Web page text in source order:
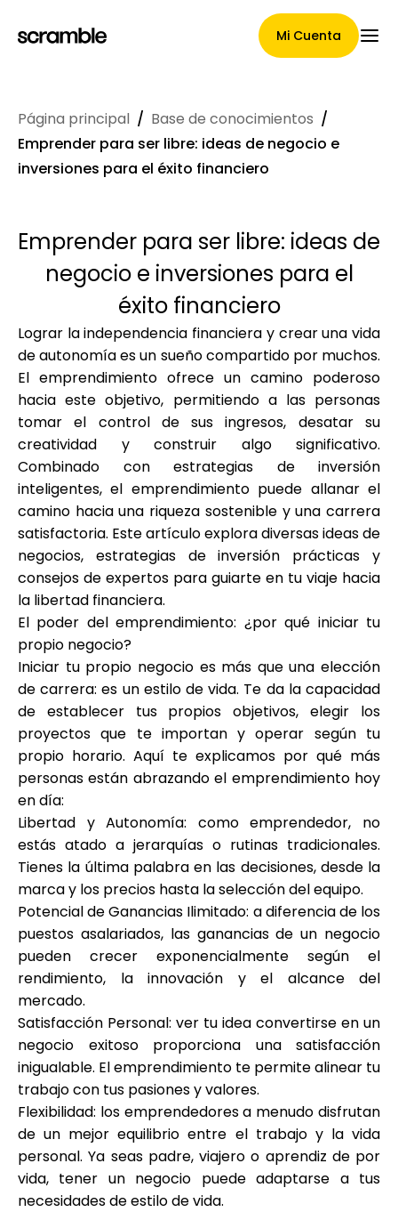
Mi Cuenta
Página Principal
Términos de asignación de
reclamaciones
Galería de marcas
Selección de marca
Calculadoras
Historial de Rondas
Blog
Contáctenos
Ayuda
Mi Cuenta
Obtener financiación
ask@scrambleup.com
+372 712 2955
Página principal / Base de conocimientos /
Emprender para ser libre: ideas de negocio e
inversiones para el éxito financiero
Emprender para ser libre: ideas de
negocio e inversiones para el
éxito financiero
Lograr la independencia financiera y crear una vida
de autonomía es un sueño compartido por muchos.
El emprendimiento ofrece un camino poderoso
hacia este objetivo, permitiendo a las personas
tomar el control de sus ingresos, desatar su
creatividad y construir algo significativo.
Combinado con estrategias de inversión
inteligentes, el emprendimiento puede allanar el
camino hacia una riqueza sostenible y una carrera
satisfactoria. Este artículo explora diversas ideas de
negocios, estrategias de inversión prácticas y
consejos de expertos para guiarte en tu viaje hacia
la libertad financiera.
El poder del emprendimiento: ¿por qué iniciar tu
propio negocio?
Iniciar tu propio negocio es más que una elección
de carrera: es un estilo de vida. Te da la capacidad
de establecer tus propios objetivos, elegir los
proyectos que te importan y operar según tu
propio horario. Aquí te explicamos por qué más
personas están abrazando el emprendimiento hoy
en día:
Libertad y Autonomía: como emprendedor, no
estás atado a jerarquías o rutinas tradicionales.
Tienes la última palabra en las decisiones, desde la
marca y los precios hasta la selección del equipo.
Potencial de Ganancias Ilimitado: a diferencia de los
puestos asalariados, las ganancias de un negocio
pueden crecer exponencialmente según el
rendimiento, la innovación y el alcance del
mercado.
Satisfacción Personal: ver tu idea convertirse en un
negocio exitoso proporciona una satisfacción
inigualable. El emprendimiento te permite alinear tu
trabajo con tus pasiones y valores.
Flexibilidad: los emprendedores a menudo disfrutan
de un mejor equilibrio entre el trabajo y la vida
personal. Ya seas padre, viajero o aprendiz de por
vida, tener un negocio puede adaptarse a tus
necesidades de estilo de vida.